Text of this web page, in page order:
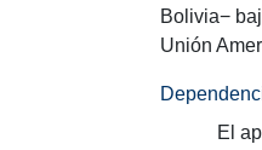
Bolivia−
Unión
El